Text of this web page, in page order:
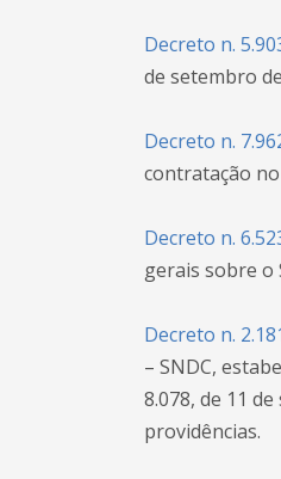
Decreto n.
de setembro
Decreto n.
contratação
Decreto n.
gerais sobre o
Decreto n.
– SNDC,
8.078, de 11
providências.